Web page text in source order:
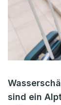
sind ein